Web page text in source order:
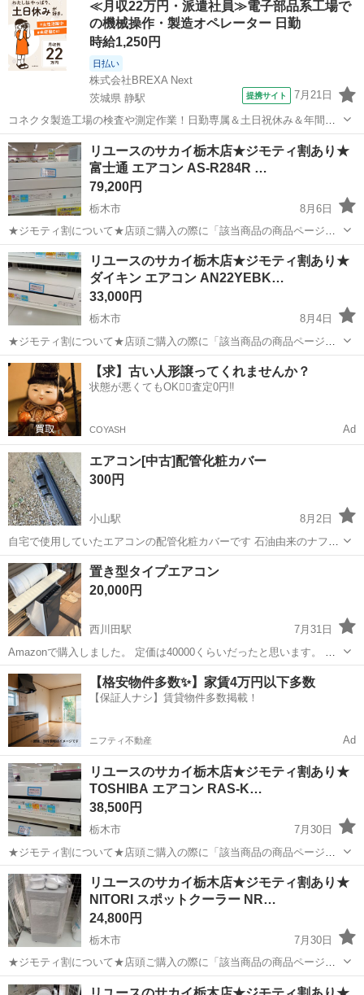
10%OFF）でご購入が可能です。 ぜひ店頭にてスタッフまでお伝えく
ださいませ。尚お会計後のご申告...
≪月収22万円・派遣社員≫電子部品系工場で
の機械操作・製造オペレーター 日勤
時給1,250円
日払い
株式会社BREXA Next
茨城県 静駅
提携サイト 7月21日
コネクタ製造工場の検査や測定作業！日勤専属＆土日祝休み＆年間休
日128日★クリーンルーム内作業★マイカー通勤OK＆無料駐車場あり
★就業先食堂利用可！日払い制度あり！《茨城県常陸大宮市》 人気の
工場のお仕事 ◇コネクタ製造工...
茨城 常陸大宮市 その他
リユースのサカイ栃木店★ジモティ割あり★
富士通 エアコン AS-R284R …
79,200円
栃木市
8月6日
★ジモティ割について★店頭ご購入の際に「該当商品の商品ページ」
をスタッフまでお見せいただくことでジモティ限定価格（掲載価格の
10%OFF）でご購入が可能です。 ぜひ店頭にてスタッフまでお伝えく
ださいませ。尚お会計後のご申告...
栃木 栃木市 季節、空調家電 サカイ
リユースのサカイ栃木店★ジモティ割あり★
ダイキン エアコン AN22YEBK…
33,000円
栃木市
8月4日
★ジモティ割について★店頭ご購入の際に「該当商品の商品ページ」
をスタッフまでお見せいただくことでジモティ限定価格（掲載価格の
10%OFF）でご購入が可能です。 ぜひ店頭にてスタッフまでお伝えく
ださいませ。尚お会計後のご申告...
栃木 栃木市 季節、空調家電 サカイ
【求】古い人形譲ってくれませんか？
状態が悪くてもOK🙆‍♀️査定0円‼️
COYASH Ad
エアコン[中古]配管化粧カバー
300円
小山駅
8月2日
自宅で使用していたエアコンの配管化粧カバーです 石油由来のナフサ
不足で配管カバーもメーカーで欠品中でエアコンを新しく買い替えて
もカバーの取り付けができないという現状らしいです 中古ですが割れ
や欠けなどなく、問題なく取り付け...
栃木 小山市 小山駅 季節、空調家電
置き型タイプエアコン
20,000円
西川田駅
7月31日
Amazonで購入しました。 定価は40000くらいだったと思います。 冷
房、除湿、送風の3機能です。今年の5月に購入したもので、まだ新し
いです。 6畳の部屋で使用していました。 窓にダクト（専用の仕切）
を抜くタイプです。 ...
栃木 宇都宮市 西川田駅 季節、空調家電
【格安物件多数✨】家賃4万円以下多数
【保証人ナシ】賃貸物件多数掲載！
ニフティ不動産 Ad
リユースのサカイ栃木店★ジモティ割あり★
TOSHIBA エアコン RAS-K…
38,500円
栃木市
7月30日
★ジモティ割について★店頭ご購入の際に「該当商品の商品ページ」
をスタッフまでお見せいただくことでジモティ限定価格（掲載価格の
10%OFF）でご購入が可能です。 ぜひ店頭にてスタッフまでお伝えく
ださいませ。尚お会計後のご申告...
栃木 栃木市 季節、空調家電 サカイ
リユースのサカイ栃木店★ジモティ割あり★
NITORI スポットクーラー NR…
24,800円
栃木市
7月30日
★ジモティ割について★店頭ご購入の際に「該当商品の商品ページ」
をスタッフまでお見せいただくことでジモティ限定価格（掲載価格の
栃木 栃木市 季節、空調家電 サカイ